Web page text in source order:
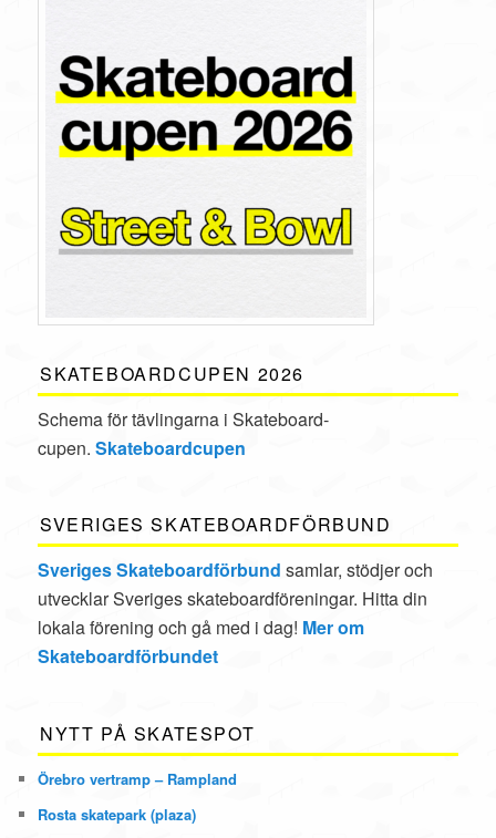
SKATEBOARDCUPEN 2026
Schema för tävlingarna i Skate­board­
cupen.Skateboardcupen
SVERIGES SKATEBOARDFÖRBUND
Sveriges Skateboardförbund samlar, stödjer och
utvecklar Sveriges skateboardföreningar. Hitta din
lokala förening och gå med i dag! Mer om
Skateboardförbundet
NYTT PÅ SKATESPOT
Örebro vertramp – Rampland
Rosta skatepark (plaza)